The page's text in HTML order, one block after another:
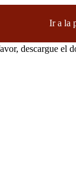
Ir a la
descargue el